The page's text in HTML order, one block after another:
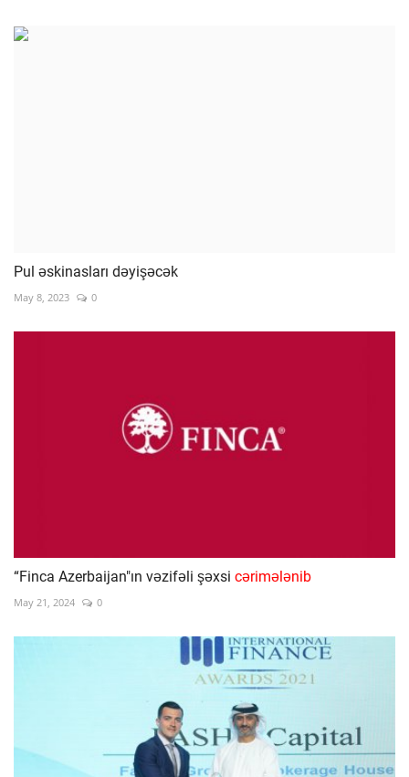
Pul əskinasları dəyişəcək
May 8, 2023 0
“Finca Azerbaijan"ın vəzifəli şəxsi cərimələnib
May 21, 2024 0